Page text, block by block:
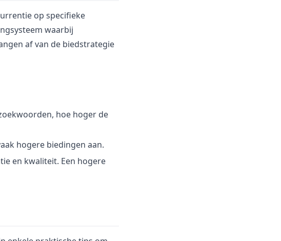
op specifieke
waarbij
af van de biedstrategie
hoe hoger de
hogere biedingen aan.
en kwaliteit. Een hogere